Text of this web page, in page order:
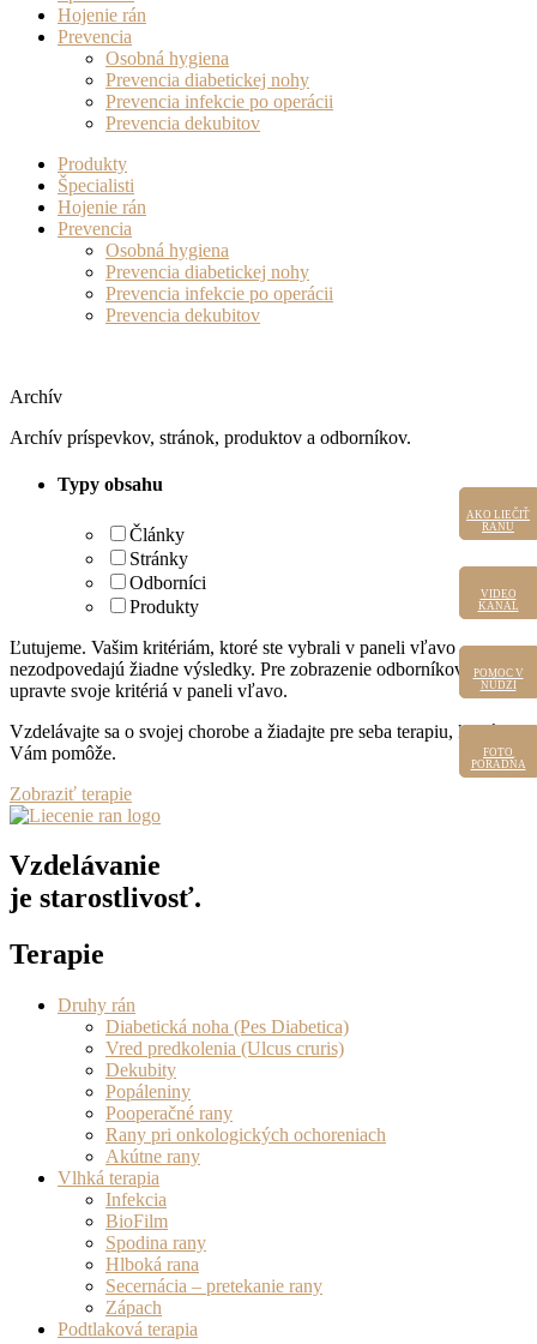
Hojenie rán
Prevencia
Osobná hygiena
Prevencia diabetickej nohy
Prevencia infekcie po operácii
Prevencia dekubitov
Produkty
Špecialisti
Hojenie rán
Prevencia
Osobná hygiena
Prevencia diabetickej nohy
Prevencia infekcie po operácii
Prevencia dekubitov
Archív
Archív príspevkov, stránok, produktov a odborníkov.
Typy obsahu
Články
Stránky
Odborníci
Produkty
Ľutujeme. Vašim kritériám, ktoré ste vybrali v paneli vľavo
nezodpovedajú žiadne výsledky. Pre zobrazenie odborníkov, prosím
upravte svoje kritériá v paneli vľavo.
Vzdelávajte sa o svojej chorobe a žiadajte pre seba terapiu, ktorá
Vám pomôže.
Zobraziť terapie
Vzdelávanie
je starostlivosť.
Terapie
Druhy rán
Diabetická noha (Pes Diabetica)
Vred predkolenia (Ulcus cruris)
Dekubity
Popáleniny
Pooperačné rany
Rany pri onkologických ochoreniach
Akútne rany
Vlhká terapia
Infekcia
BioFilm
Spodina rany
Hlboká rana
Secernácia – pretekanie rany
Zápach
Podtlaková terapia
AKO LIEČIŤ
RANU
VIDEO
KANÁL
POMOC
V NÚDZI
FOTO
PORADŇA
AKO LIEČIŤ
RANU
VIDEO
KANÁL
POMOC V
NÚDZI
FOTO
PORADŇA